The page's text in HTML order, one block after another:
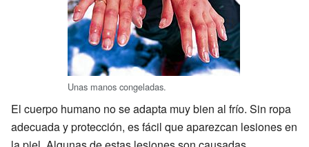
Unas manos congeladas.
El cuerpo humano no se adapta muy bien al frío. Sin ropa
adecuada y protección, es fácil que aparezcan lesiones en